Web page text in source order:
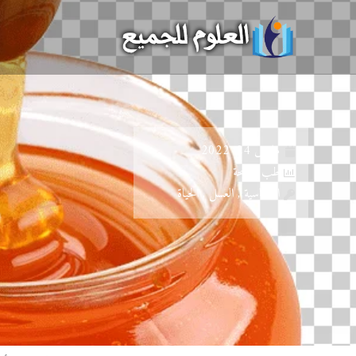
المحتوى
مارس 24, 2022
طب و صحة
الحساسية , العسل , الحياة